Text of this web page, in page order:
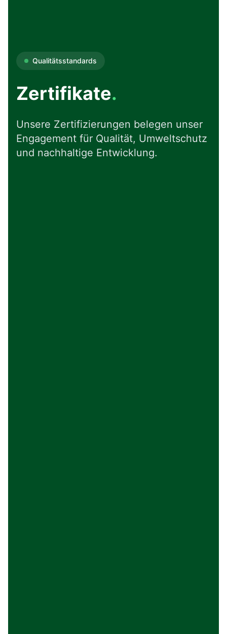
Qualitätsstandards
Zertifikate.
Unsere Zertifizierungen belegen unser
Engagement für Qualität, Umweltschutz
und nachhaltige Entwicklung.